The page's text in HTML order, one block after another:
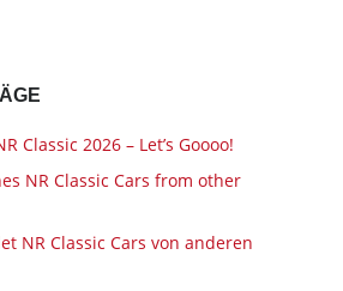
Classic 2026 – Let’s Goooo!
NR Classic Cars from other
NR Classic Cars von anderen